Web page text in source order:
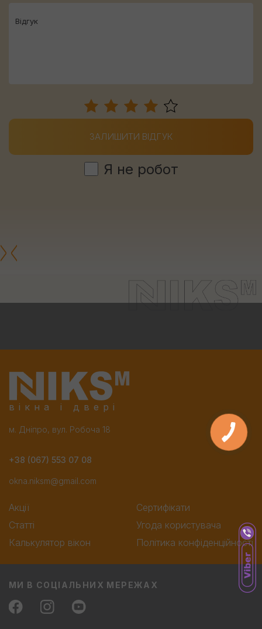
ЗАЛИШИТИ ВІДГУК
Я не робот
вікна і двері
м. Дніпро, вул. Робоча 18
+38 (067) 553 07 08
okna.niksm@gmail.com
Акції
Статті
Калькулятор вікон
Сертифікати
Угода користувача
Політика конфіденційності
МИ В СОЦІАЛЬНИХ МЕРЕЖАХ